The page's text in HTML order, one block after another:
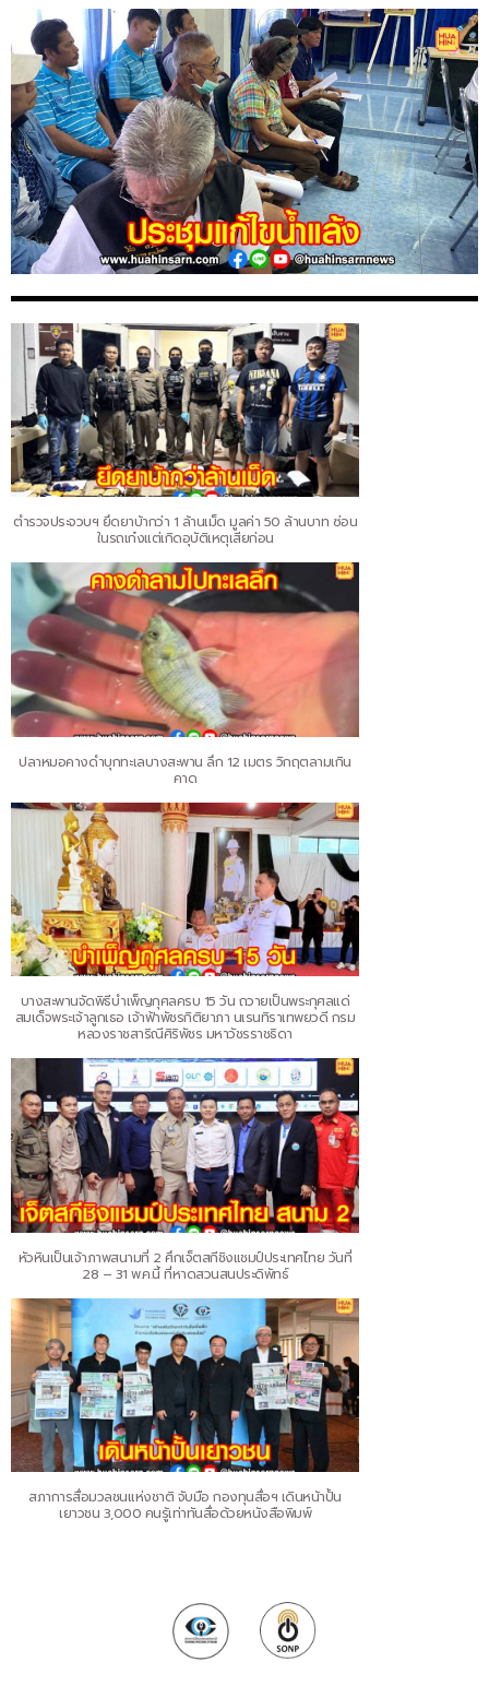
ตำรวจประจวบฯ ยึดยาบ้ากว่า 1 ล้านเม็ด มูลค่า 50 ล้านบาท ซ่อน
ในรถเก๋งแต่เกิดอุบัติเหตุเสียก่อน
ปลาหมอคางดำบุกทะเลบางสะพาน ลึก 12 เมตร วิกฤตลามเกิน
คาด
บางสะพานจัดพิธีบำเพ็ญกุศลครบ 15 วัน ถวายเป็นพระกุศลแด่
สมเด็จพระเจ้าลูกเธอ เจ้าฟ้าพัชรกิติยาภา นเรนทิราเทพยวดี กรม
หลวงราชสาริณีศิริพัชร มหาวัชรราชธิดา
หัวหินเป็นเจ้าภาพสนามที่ 2 ศึกเจ็ตสกีชิงแชมป์ประเทศไทย วันที่
28 – 31 พ.ค.นี้ ที่หาดสวนสนประดิพัทธ์
สภาการสื่อมวลชนแห่งชาติ จับมือ กองทุนสื่อฯ เดินหน้าปั้น
เยาวชน 3,000 คนรู้เท่าทันสื่อด้วยหนังสือพิมพ์